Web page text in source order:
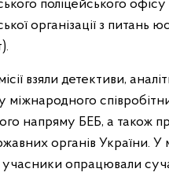
поліцейського
організації з питань
взяли детективи,
міжнародного
напряму БЕБ, а також
органів України. У
опрацювали